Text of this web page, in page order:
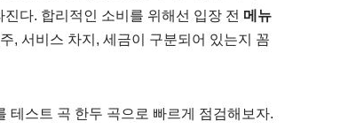
다. 합리적인 소비를 위해선 입장 전 메뉴
, 서비스 차지, 세금이 구분되어 있는지 꼼
테스트 곡 한두 곡으로 빠르게 점검해보자.